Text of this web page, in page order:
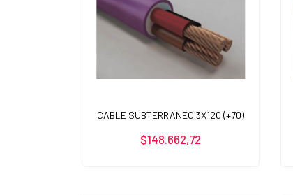
CABLE SUBTERRANEO 3X120 (+70)
$148.662,72